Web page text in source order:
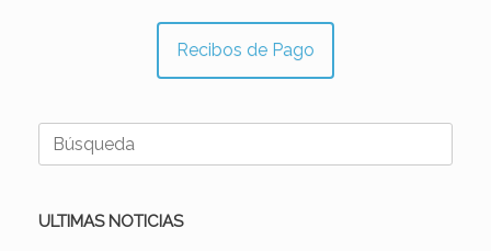
Recibos de Pago
Buscar:
ULTIMAS NOTICIAS